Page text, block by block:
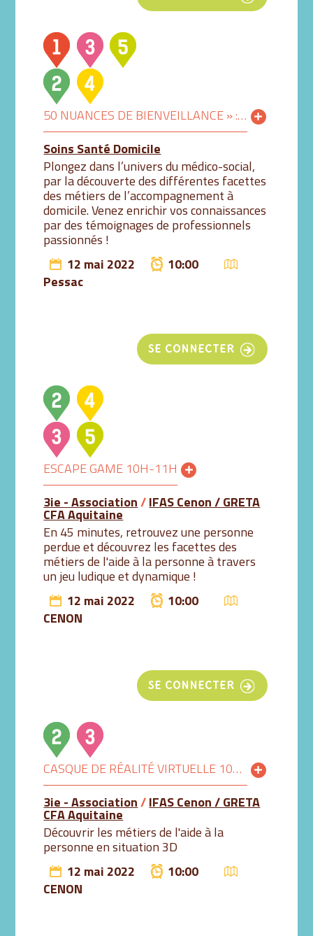
50 NUANCES DE BIENVEILLANCE » : LES SECRETS DE L’ACCOMPAGNEMENT À DOMICILE ! 10H-11H30
Soins Santé Domicile
Plongez dans l’univers du médico-social,
par la découverte des différentes facettes
des métiers de l’accompagnement à
domicile. Venez enrichir vos connaissances
par des témoignages de professionnels
passionnés !
12 mai 2022
10:00
Pessac
SE CONNECTER
ESCAPE GAME 10H-11H
3ie - Association/IFAS Cenon / GRETA
CFA Aquitaine
En 45 minutes, retrouvez une personne
perdue et découvrez les facettes des
métiers de l'aide à la personne à travers
un jeu ludique et dynamique !
12 mai 2022
10:00
CENON
SE CONNECTER
CASQUE DE RÉALITÉ VIRTUELLE 10H-11H
3ie - Association/IFAS Cenon / GRETA
CFA Aquitaine
Découvrir les métiers de l'aide à la
personne en situation 3D
12 mai 2022
10:00
CENON